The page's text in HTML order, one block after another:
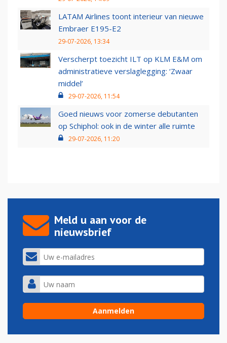
LATAM Airlines toont interieur van nieuwe
Embraer E195-E2
29-07-2026, 13:34
Verscherpt toezicht ILT op KLM E&M om
administratieve verslaglegging: ‘Zwaar
middel’
29-07-2026, 11:54
Goed nieuws voor zomerse debutanten
op Schiphol: ook in de winter alle ruimte
29-07-2026, 11:20
Meld u aan voor de
nieuwsbrief